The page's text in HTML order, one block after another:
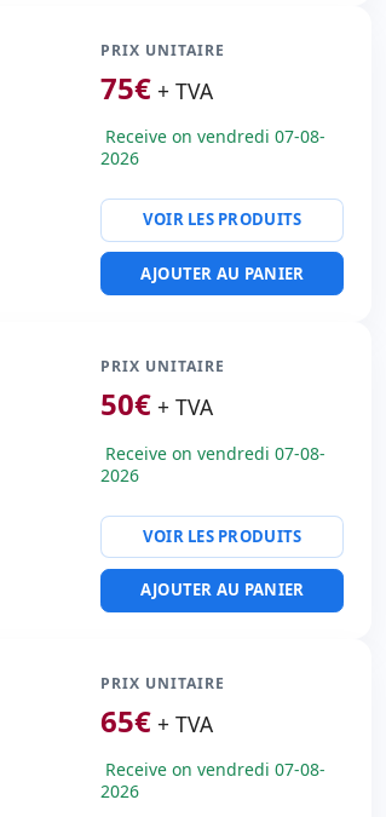
PRIX UNITAIRE
75€ + TVA
Receive on vendredi 07-08-
2026
VOIR LES PRODUITS
AJOUTER AU PANIER
PRIX UNITAIRE
50€ + TVA
Receive on vendredi 07-08-
2026
VOIR LES PRODUITS
AJOUTER AU PANIER
PRIX UNITAIRE
65€ + TVA
Receive on vendredi 07-08-
2026